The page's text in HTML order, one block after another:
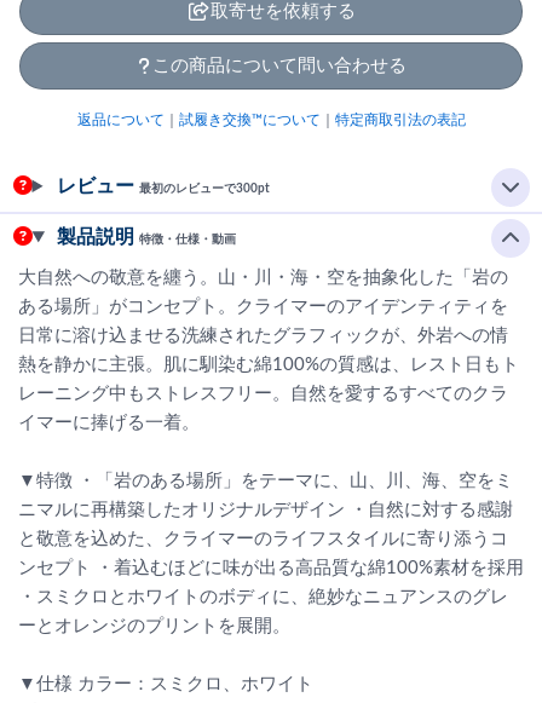
取寄せを依頼する
この商品について問い合わせる
返品について 試履き交換™について 特定商取引法の表記
レビュー 最初のレビューで300pt
製品説明 特徴・仕様・動画
大自然への敬意を纏う。山・川・海・空を抽象化した「岩の
ある場所」がコンセプト。クライマーのアイデンティティを
日常に溶け込ませる洗練されたグラフィックが、外岩への情
熱を静かに主張。肌に馴染む綿100%の質感は、レスト日もト
レーニング中もストレスフリー。自然を愛するすべてのクラ
イマーに捧げる一着。
▼特徴 ・「岩のある場所」をテーマに、山、川、海、空をミ
ニマルに再構築したオリジナルデザイン ・自然に対する感謝
と敬意を込めた、クライマーのライフスタイルに寄り添うコ
ンセプト ・着込むほどに味が出る高品質な綿100%素材を採用
・スミクロとホワイトのボディに、絶妙なニュアンスのグレ
ーとオレンジのプリントを展開。
▼仕様 カラー：スミクロ、ホワイト